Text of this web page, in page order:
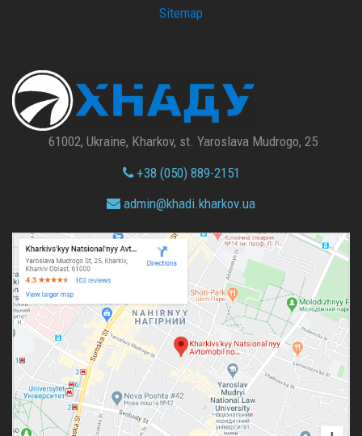
Sitemap
61002, Ukraine, Kharkov, st. Yaroslava Mudrogo, 25
+38 (050) 889-2151
admin@khadi.kharkov.ua